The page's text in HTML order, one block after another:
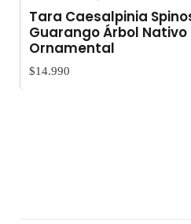
Tara Caesalpinia
Guarango Árbol Nativo
Ornamental
$14.990